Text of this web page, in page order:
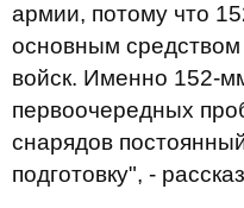
армии, потому что
основным
войск. Именно 152-
первоочередных
снарядов
подготовку", -